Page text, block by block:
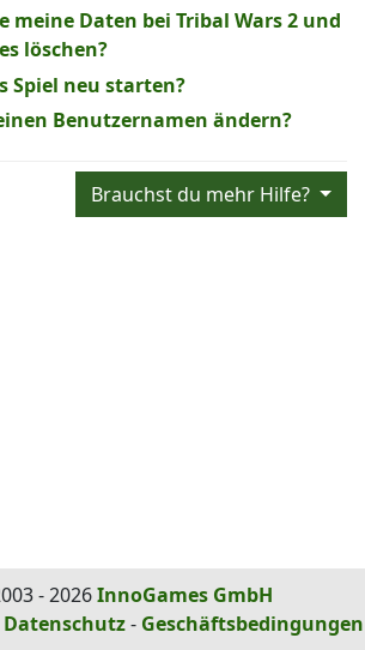
meine Daten bei Tribal Wars 2 und
löschen?
Spiel neu starten?
Benutzernamen ändern?
Brauchst du mehr Hilfe?
- 2026InnoGames GmbH
Datenschutz- Geschäftsbedingungen